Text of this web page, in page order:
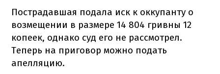
Пострадавшая подала иск к оккупанту о
возмещении в размере 14 804 гривны 12
копеек, однако суд его не рассмотрел.
Теперь на приговор можно подать
апелляцию.